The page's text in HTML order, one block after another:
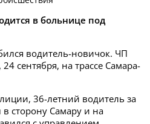
в больнице под
водитель-новичок. ЧП
сентября, на трассе Самара-
36-летний водитель за
сторону Самару и на